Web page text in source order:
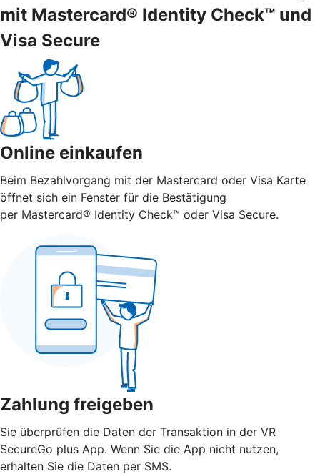
mit Mastercard® Identity Check™ und
Visa Secure
Online einkaufen
Beim Bezahlvorgang mit der Mastercard oder Visa Karte
öffnet sich ein Fenster für die Bestätigung
per Mastercard® Identity Check™ oder Visa Secure.
Zahlung freigeben
Sie überprüfen die Daten der Transaktion in der VR
SecureGo plus App. Wenn Sie die App nicht nutzen,
erhalten Sie die Daten per SMS.